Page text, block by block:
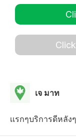
เจ มาท
เเรกๆบริการดีหลั